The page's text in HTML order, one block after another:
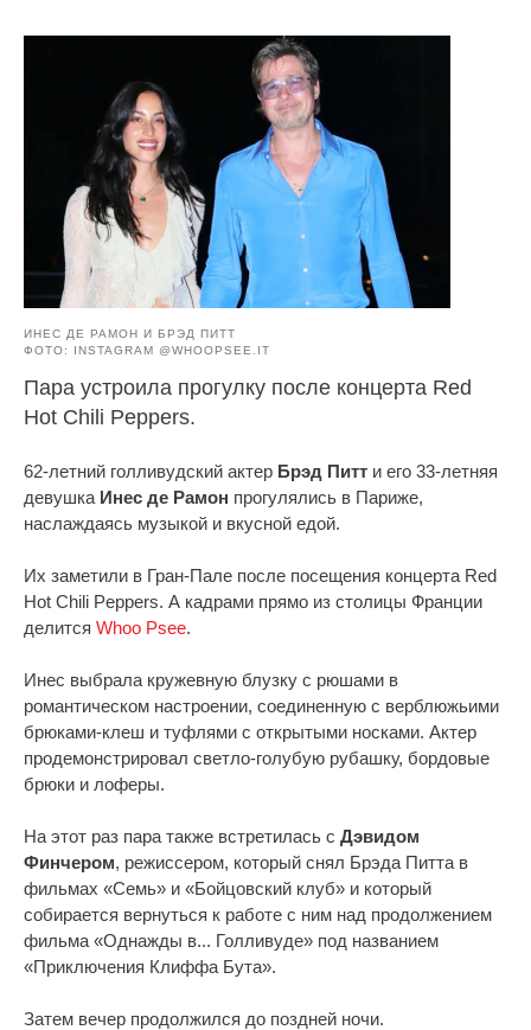
ИНЕС ДЕ РАМОН И БРЭД ПИТТ
ФОТО: INSTAGRAM @WHOOPSEE.IT
Пара устроила прогулку после концерта Red
Hot Chili Peppers.
62-летний голливудский актер Брэд Питт и его 33-летняя
девушка Инес де Рамон прогулялись в Париже,
наслаждаясь музыкой и вкусной едой.
Их заметили в Гран-Пале после посещения концерта Red
Hot Chili Peppers. А кадрами прямо из столицы Франции
делится Whoo Psee.
Инес выбрала кружевную блузку с рюшами в
романтическом настроении, соединенную с верблюжьими
брюками-клеш и туфлями с открытыми носками. Актер
продемонстрировал светло-голубую рубашку, бордовые
брюки и лоферы.
На этот раз пара также встретилась с Дэвидом
Финчером, режиссером, который снял Брэда Питта в
фильмах «Семь» и «Бойцовский клуб» и который
собирается вернуться к работе с ним над продолжением
фильма «Однажды в... Голливуде» под названием
«Приключения Клиффа Бута».
Затем вечер продолжился до поздней ночи.